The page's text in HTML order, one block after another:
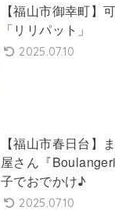
【福山市御幸町】
「リリパット」
2025.07.10
【福山市春日台】
屋さん『
子でおでかけ♪
2025.07.10